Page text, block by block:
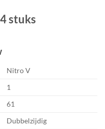
stuks
Nitro V
1
61
Dubbelzijdig